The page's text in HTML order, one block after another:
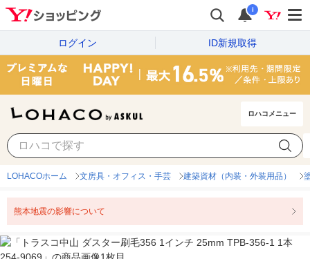
i
ログイン ID新規取得
ロハコメニュー
LOHACOホーム 文房具・オフィス・手芸 建築資材（内装・外装用品）
熊本地震の影響について